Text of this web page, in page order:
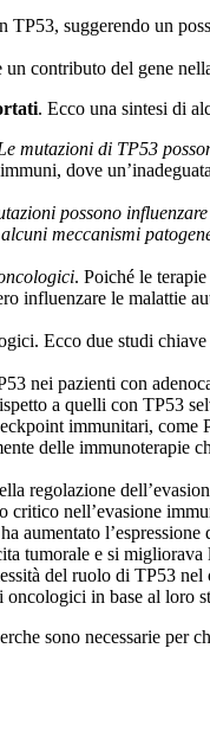
suggerendo un
contributo del gene
. Ecco una sintesi di
mutazioni di TP53
dove
possono
meccanismi
. Poiché le
influenzare le malattie
Ecco due studi
nei pazienti con
a quelli con TP53
immunitari,
delle immunoterapie
regolazione
nell’evasione
aumentato
tumorale e si migliorava
del ruolo di TP53 nel
in base al loro
sono necessarie per